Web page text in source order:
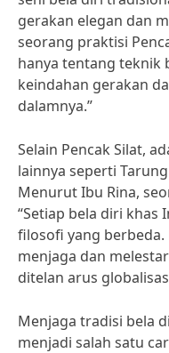
gerakan elegan dan
seorang praktisi
hanya tentang teknik
keindahan gerakan
dalamnya.”
Selain Pencak Silat,
lainnya seperti
Menurut Ibu Rina,
“Setiap bela diri khas
filosofi yang
menjaga dan
ditelan arus
Menjaga tradisi bela
menjadi salah satu